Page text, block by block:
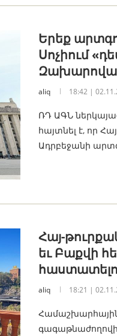
Երեք
Սոչիում
Զախարովա
aliq 18:42 |
ՌԴ ԱԳՆ
հայտնել է, որ
Ադրբեջանի
Հայ-
եւ Բաքվի
aliq 18:21 |